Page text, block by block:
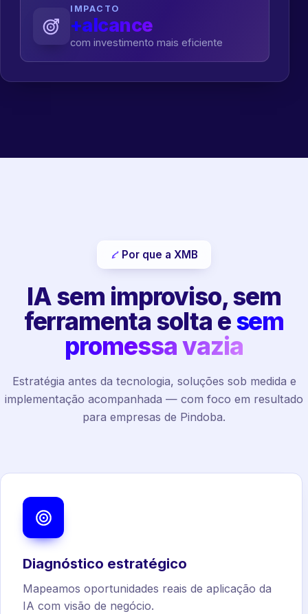
IMPACTO
+alcance
com investimento mais eficiente
Por que a XMB
IA sem improviso, sem
ferramenta solta esem
promessa vazia
Estratégia antes da tecnologia, soluções sob medida e
implementação acompanhada — com foco em resultado
para empresas de Pindoba.
Diagnóstico estratégico
Mapeamos oportunidades reais de aplicação da
IA com visão de negócio.